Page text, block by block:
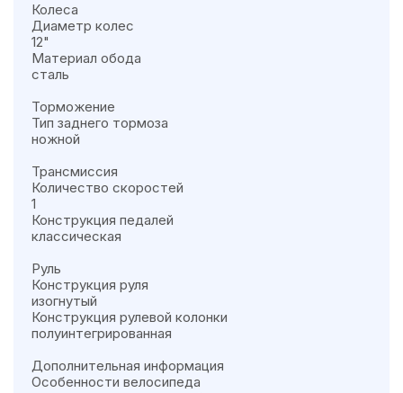
Колеса
Диаметр колес
12"
Материал обода
сталь
Торможение
Тип заднего тормоза
ножной
Трансмиссия
Количество скоростей
1
Конструкция педалей
классическая
Руль
Конструкция руля
изогнутый
Конструкция рулевой колонки
полуинтегрированная
Дополнительная информация
Особенности велосипеда